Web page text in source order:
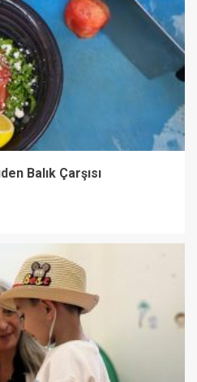
Balık Çarşısı